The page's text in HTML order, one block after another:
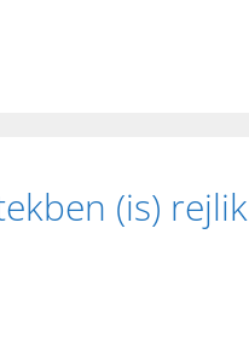
(is) rejlik